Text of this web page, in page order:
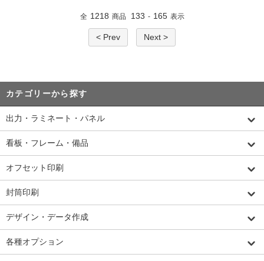
全 1218 商品 133 - 165 表示
< Prev Next >
カテゴリーから探す
出力・ラミネート・パネル
看板・フレーム・備品
オフセット印刷
封筒印刷
デザイン・データ作成
各種オプション